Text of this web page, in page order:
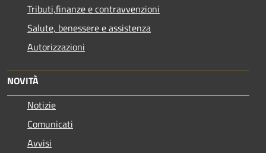
Tributi,finanze e contravvenzioni
Salute, benessere e assistenza
Autorizzazioni
NOVITÀ
Notizie
Comunicati
Avvisi